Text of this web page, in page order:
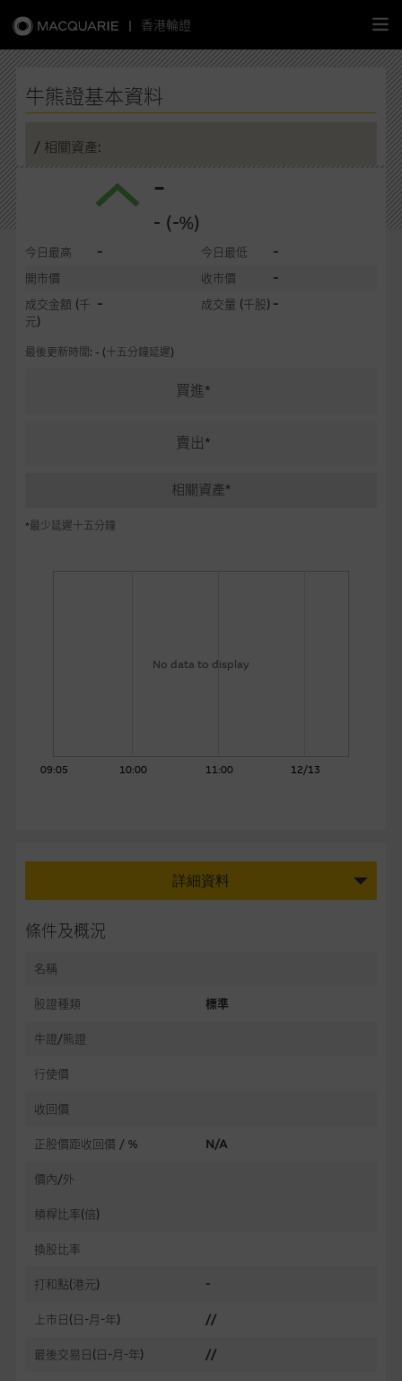
| 香港輪證
牛熊證
選股攻略
中資股票專頁
牛熊證基本資料
/ 相關資產:
-
- (-%)
今日最高 - 今日最低 -
開市價 收市價 -
成交金額 (千
元)
- 成交量 (千股) -
最後更新時間: - (十五分鐘延遲)
買進*
賣出*
相關資產*
*最少延遲十五分鐘
No data to display
09:05 10:00 11:00 12/13
詳細資料
條件及概況
名稱
股證種類 標準
牛證/熊證
行使價
收回價
正股價距收回價 / % N/A
價內/外
槓桿比率(倍)
換股比率
打和點(港元) -
上市日(日-月-年) //
最後交易日(日-月-年) //